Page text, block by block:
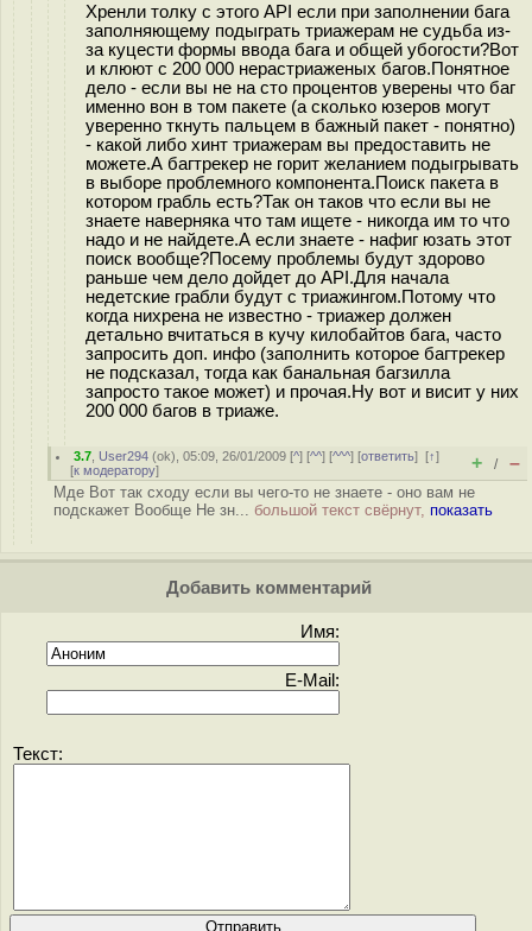
Хренли толку с этого API если при заполнении бага
заполняющему подыграть триажерам не судьба из-
за куцести формы ввода бага и общей убогости?Вот
и клюют с 200 000 нерастриаженых багов.Понятное
дело - если вы не на сто процентов уверены что баг
именно вон в том пакете (а сколько юзеров могут
уверенно ткнуть пальцем в бажный пакет - понятно)
- какой либо хинт триажерам вы предоставить не
можете.А багтрекер не горит желанием подыгрывать
в выборе проблемного компонента.Поиск пакета в
котором грабль есть?Так он таков что если вы не
знаете наверняка что там ищете - никогда им то что
надо и не найдете.А если знаете - нафиг юзать этот
поиск вообще?Посему проблемы будут здорово
раньше чем дело дойдет до API.Для начала
недетские грабли будут с триажингом.Потому что
когда нихрена не известно - триажер должен
детально вчитаться в кучу килобайтов бага, часто
запросить доп. инфо (заполнить которое багтрекер
не подсказал, тогда как банальная багзилла
запросто такое может) и прочая.Ну вот и висит у них
200 000 багов в триаже.
3.7 User294 (ok), 05:09, 26/01/2009 [^] [^^] [^^^] [ответить][↑]
[к модератору] + / –
Мде Вот так сходу если вы чего-то не знаете - оно вам не
подскажет Вообще Не зн... большой текст свёрнут, показать
Добавить комментарий
Имя:
E-Mail:
Текст: